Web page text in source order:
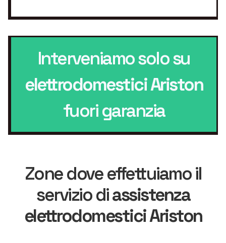
Interveniamo solo su
elettrodomestici Ariston
fuori garanzia
Zone dove effettuiamo il
servizio diassistenza
elettrodomestici Ariston